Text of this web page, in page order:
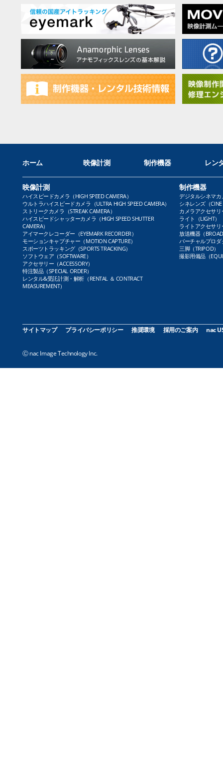
ホーム 映像計測 制作機器 レン
映像計測
ハイスピードカメラ（HIGH SPEED CAMERA）
ウルトラハイスピードカメラ（ULTRA HIGH SPEED CAMERA）
ストリークカメラ（STREAK CAMERA）
ハイスピードシャッターカメラ（HIGH SPEED SHUTTER
CAMERA）
アイマークレコーダー（EYEMARK RECORDER）
モーションキャプチャー（MOTION CAPTURE）
スポーツトラッキング（SPORTS TRACKING）
ソフトウェア（SOFTWARE）
アクセサリー（ACCESSORY）
特注製品（SPECIAL ORDER）
レンタル&受託計測・解析（RENTAL ＆ CONTRACT
MEASUREMENT）
制作機器
デジタルシネマカ
シネレンズ（CINE
カメラアクセサリ
ライト（LIGHT）
ライトアクセサリ
放送機器（
バーチャルプロダ
三脚（TRIPOD）
撮影用備品（
サイトマップ プライバシーポリシー 推奨環境 採用のご案内 nac
Ⓒ nac Image Technology Inc.